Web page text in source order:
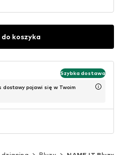
koszyka
Szybka dostawa
pojawi się w Twoim